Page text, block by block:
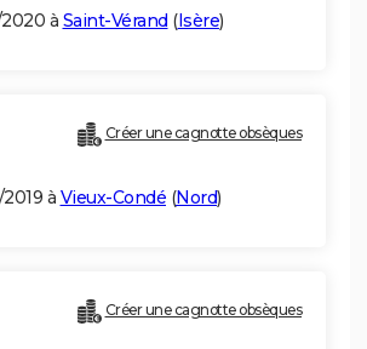
à Saint-Vérand (Isère)
Créer une cagnotte obsèques
à Vieux-Condé (Nord)
Créer une cagnotte obsèques